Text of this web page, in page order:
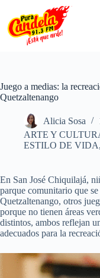
contenido
Juego a medias: la
Quetzaltenango
Alicia Sosa
ARTE Y
ESTILO DE VIDA,
En San José Chiquilajá,
parque comunitario que
Quetzaltenango, otros
porque no tienen áreas
distintos, ambos reflejan
adecuados para la